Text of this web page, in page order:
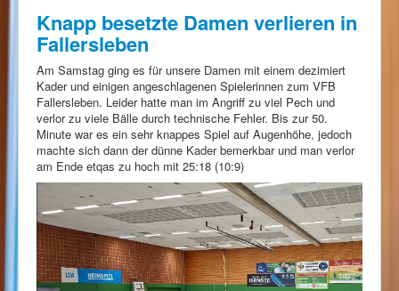
Knapp besetzte Damen verlieren in
Fallersleben
Am Samstag ging es für unsere Damen mit einem dezimiert
Kader und einigen angeschlagenen Spielerinnen zum VFB
Fallersleben. Leider hatte man im Angriff zu viel Pech und
verlor zu viele Bälle durch technische Fehler. Bis zur 50.
Minute war es ein sehr knappes Spiel auf Augenhöhe, jedoch
machte sich dann der dünne Kader bemerkbar und man verlor
am Ende etqas zu hoch mit 25:18 (10:9)